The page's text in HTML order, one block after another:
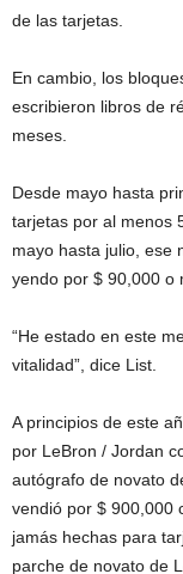
de las tarjetas.
En cambio, los
escribieron libros de
meses.
Desde mayo hasta
tarjetas por al menos
mayo hasta julio, ese
yendo por $ 90,000 o
“He estado en este
vitalidad”, dice List.
A principios de este
por LeBron / Jordan
autógrafo de novato
vendió por $ 900,000
jamás hechas para
parche de novato de